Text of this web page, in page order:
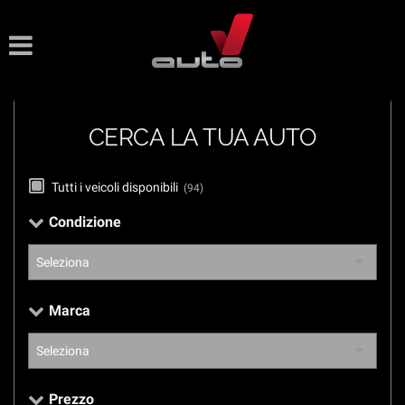
CERCA LA TUA AUTO
Tutti i veicoli disponibili (94)
Condizione
Marca
Prezzo
tue
pannello
ti
esprimere
tue
preferenze
alle
di